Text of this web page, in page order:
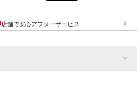
店舗で安心アフターサービス